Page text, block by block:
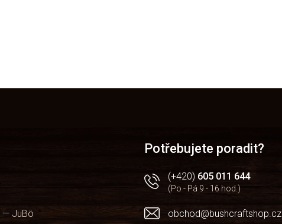
— JuBö
Potřebujete poradit?
(+420) 605 011 644
(Po - Pá 9 - 16 hod.)
obchod@bushcraftshop.cz